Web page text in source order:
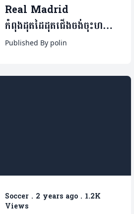
Real Madrid
កំពុងដុតដៃដុតជើងចង់ចុះហត្ថ
លេខាកីឡាកររូបនេះមករួម
Published By polin
Soccer . 2 years ago . 1.2K
Views